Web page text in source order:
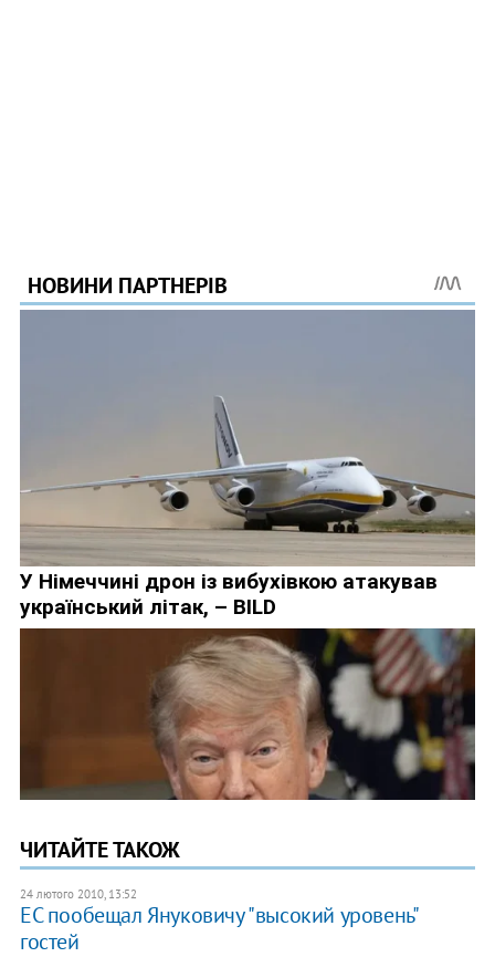
ЧИТАЙТЕ ТАКОЖ
24 лютого 2010, 13:52
ЕС пообещал Януковичу "высокий уровень"
гостей